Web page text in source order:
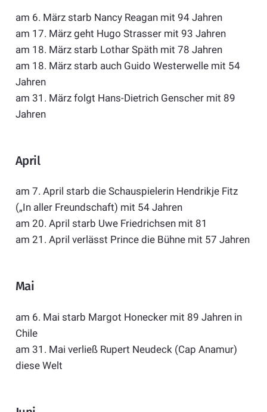
am 6. März starb Nancy Reagan mit 94 Jahren
am 17. März geht Hugo Strasser mit 93 Jahren
am 18. März starb Lothar Späth mit 78 Jahren
am 18. März starb auch Guido Westerwelle mit 54
Jahren
am 31. März folgt Hans-Dietrich Genscher mit 89
Jahren
April
am 7. April starb die Schauspielerin Hendrikje Fitz
(„In aller Freundschaft) mit 54 Jahren
am 20. April starb Uwe Friedrichsen mit 81
am 21. April verlässt Prince die Bühne mit 57 Jahren
Mai
am 6. Mai starb Margot Honecker mit 89 Jahren in
Chile
am 31. Mai verließ Rupert Neudeck (Cap Anamur)
diese Welt